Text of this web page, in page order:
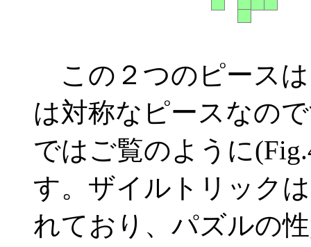
この２つのピース
は対称なピースなの
ではご覧のように
す。ザイルトリック
れており、パズルの